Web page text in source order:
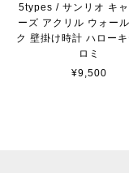
5types / サンリオ キャ
ーズ アクリル ウォー
ク 壁掛け時計 ハローキ
ロミ
¥9,500